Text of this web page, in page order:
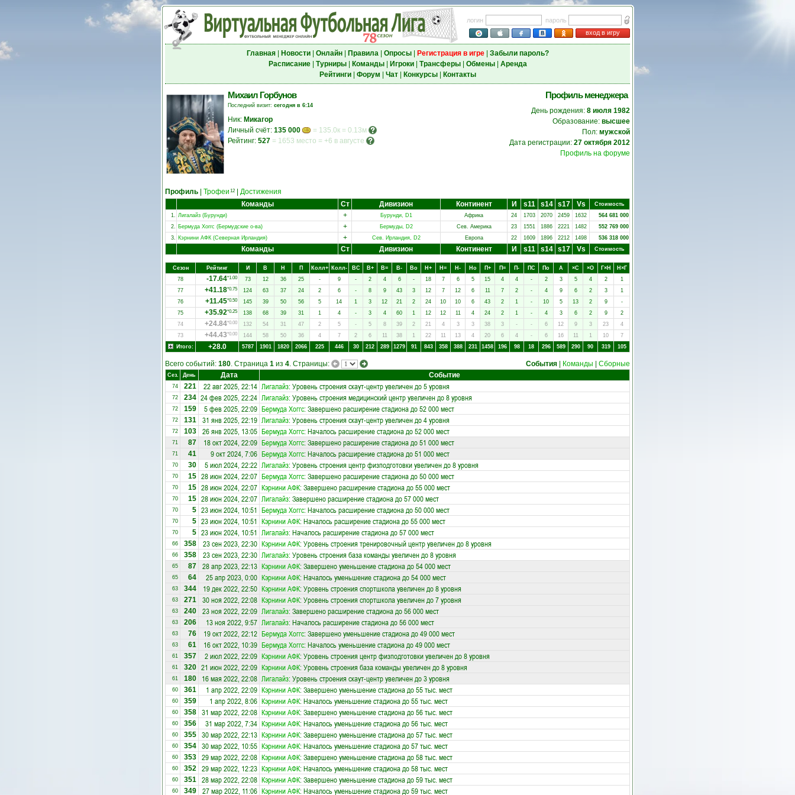
логин
пароль
вход в игру
Главная| Новости| Онлайн| Правила| Опросы| Регистрация в игре| Забыли пароль?
Расписание| Турниры| Команды| Игроки| Трансферы| Обмены| Аренда
Рейтинги| Форум Чат| Конкурсы| Контакты
Михаил Горбунов
Последний визит: сегодня в 6:14
Ник: Микагор
Личный счёт: 135 000
= 135.0к = 0.13м
Рейтинг: 527 = 1653 место = +6 в августе
Профиль менеджера
День рождения: 8 июля 1982
Образование: высшее
Пол: мужской
Дата регистрации: 27 октября 2012
Профиль на форуме
Профиль Трофеи 12
Достижения
Команды
Ст Дивизион Континент И s11 s14 s17 Vs
Стоимость
1. Лигалайз (Бурунди) + Бурунди, D1 Африка 24 1703 2070 2459 1632
564 681 000
2. Бермуда Хоггс (Бермудские о-ва) + Бермуды, D2 Сев. Америка 23 1551 1886 2221 1482
552 769 000
3. Кэрнини АФК (Северная Ирландия) + Сев. Ирландия, D2 Европа 22 1609 1896 2212 1498 536 318 000
Команды Ст Дивизион Континент И s11 s14 s17 Vs Стоимость
Сезон Рейтинг И В Н П Колл+ Колл- ВC В+ В= В- Вo Н+ Н= Н- Нo П+ П= П- ПC Пo А ×C ×O Г×Н
Н×Г
78
-17.64*1.00 73 12 36 25 - 9 - 2 4 6 - 18 7 6 5 15 4 4 - 2 3 5 4 2
1
77
+41.18*0.75 124 63 37 24 2 6 - 8 9 43 3 12 7 12 6 11 7 2 - 4 9 6 2 3
1
76
+11.45*0.50 145 39 50 56 5 14 1 3 12 21 2 24 10 10 6 43 2 1 - 10 5 13 2 9
-
75
+35.92*0.25 138 68 39 31 1 4 - 3 4 60 1 12 12 11 4 24 2 1 - 4 3 6 2 9
2
74
+24.84*0.00 132 54 31 47 2 5 - 5 8 39 2 21 4 3 3 38 3 - - 6 12 9 3 23
4
73
+44.43*0.00 144 58 50 36 4 7 2 6 11 38 1 22 11 13 4 20 6 4 - 6 16 11 1 10
7
Итого:
+28.0 5787 1901 1820 2066 225 446 30 212 289 1279 91 843 358 388 231 1458 196 98 18 296 589 290 90 319 105
Всего событий: 180. Страница 1 из 4. Страницы: События Команды Сборные
Сез. День Дата Событие
74 221 22 авг 2025, 22:14 Лигалайз: Уровень строения скаут-центр увеличен до 5 уровня
72 234 24 фев 2025, 22:24 Лигалайз: Уровень строения медицинский центр увеличен до 8 уровня
72 159 5 фев 2025, 22:09 Бермуда Хоггс: Завершено расширение стадиона до 52 000 мест
72 131 31 янв 2025, 22:19 Лигалайз: Уровень строения скаут-центр увеличен до 4 уровня
72 103 26 янв 2025, 13:05 Бермуда Хоггс: Началось расширение стадиона до 52 000 мест
71 87 18 окт 2024, 22:09 Бермуда Хоггс: Завершено расширение стадиона до 51 000 мест
71 41 9 окт 2024, 7:06 Бермуда Хоггс: Началось расширение стадиона до 51 000 мест
70 30 5 июл 2024, 22:22 Лигалайз: Уровень строения центр физподготовки увеличен до 8 уровня
70 15 28 июн 2024, 22:07 Бермуда Хоггс: Завершено расширение стадиона до 50 000 мест
70 15 28 июн 2024, 22:07 Кэрнини АФК: Завершено расширение стадиона до 55 000 мест
70 15 28 июн 2024, 22:07 Лигалайз: Завершено расширение стадиона до 57 000 мест
70 5 23 июн 2024, 10:51 Бермуда Хоггс: Началось расширение стадиона до 50 000 мест
70 5 23 июн 2024, 10:51 Кэрнини АФК: Началось расширение стадиона до 55 000 мест
70 5 23 июн 2024, 10:51 Лигалайз: Началось расширение стадиона до 57 000 мест
66 358 23 сен 2023, 22:30 Кэрнини АФК: Уровень строения тренировочный центр увеличен до 8 уровня
66 358 23 сен 2023, 22:30 Лигалайз: Уровень строения база команды увеличен до 8 уровня
65 87 28 апр 2023, 22:13 Кэрнини АФК: Завершено уменьшение стадиона до 54 000 мест
65 64 25 апр 2023, 0:00 Кэрнини АФК: Началось уменьшение стадиона до 54 000 мест
63 344 19 дек 2022, 22:50 Кэрнини АФК: Уровень строения спортшкола увеличен до 8 уровня
63 271 30 ноя 2022, 22:08 Кэрнини АФК: Уровень строения спортшкола увеличен до 7 уровня
63 240 23 ноя 2022, 22:09 Лигалайз: Завершено расширение стадиона до 56 000 мест
63 206 13 ноя 2022, 9:57 Лигалайз: Началось расширение стадиона до 56 000 мест
63 76 19 окт 2022, 22:12 Бермуда Хоггс: Завершено уменьшение стадиона до 49 000 мест
63 61 16 окт 2022, 10:39 Бермуда Хоггс: Началось уменьшение стадиона до 49 000 мест
61 357 2 июл 2022, 22:09 Кэрнини АФК: Уровень строения центр физподготовки увеличен до 8 уровня
61 320 21 июн 2022, 22:09 Кэрнини АФК: Уровень строения база команды увеличен до 8 уровня
61 180 16 мая 2022, 22:08 Лигалайз: Уровень строения скаут-центр увеличен до 3 уровня
60 361 1 апр 2022, 22:09 Кэрнини АФК: Завершено уменьшение стадиона до 55 тыс. мест
60 359 1 апр 2022, 8:06 Кэрнини АФК: Началось уменьшение стадиона до 55 тыс. мест
60 358 31 мар 2022, 22:08 Кэрнини АФК: Завершено уменьшение стадиона до 56 тыс. мест
60 356 31 мар 2022, 7:34 Кэрнини АФК: Началось уменьшение стадиона до 56 тыс. мест
60 355 30 мар 2022, 22:13 Кэрнини АФК: Завершено уменьшение стадиона до 57 тыс. мест
60 354 30 мар 2022, 10:55 Кэрнини АФК: Началось уменьшение стадиона до 57 тыс. мест
60 353 29 мар 2022, 22:08 Кэрнини АФК: Завершено уменьшение стадиона до 58 тыс. мест
60 352 29 мар 2022, 12:23 Кэрнини АФК: Началось уменьшение стадиона до 58 тыс. мест
60 351 28 мар 2022, 22:08 Кэрнини АФК: Завершено уменьшение стадиона до 59 тыс. мест
60 349 27 мар 2022, 11:06 Кэрнини АФК: Началось уменьшение стадиона до 59 тыс. мест